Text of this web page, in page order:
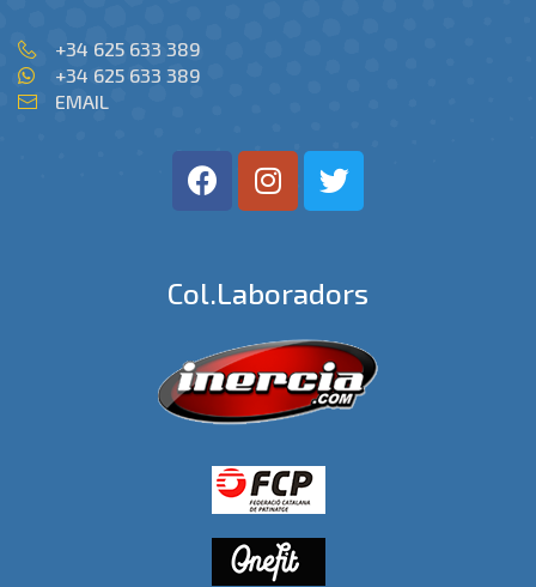
+34 625 633 389
+34 625 633 389
EMAIL
Col.laboradors